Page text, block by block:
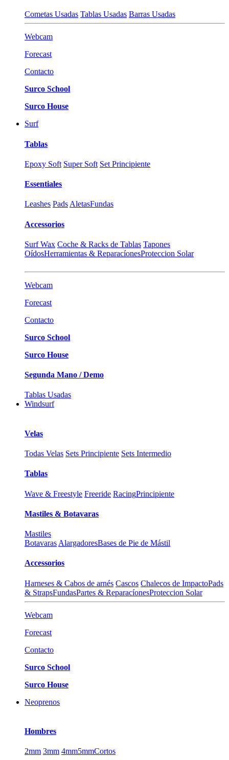
Cometas Usadas Tablas Usadas Barras Usadas
Webcam
Forecast
Contacto
Surco School
Surco House
Surf
Tablas
Epoxy Soft Super Soft Set Principiente
Essentiales
Leashes Pads AletasFundas
Accessorios
Surf Wax Coche & Racks de Tablas Tapones
OídosHerramientas & ReparacíonesProteccion Solar
Webcam
Forecast
Contacto
Surco School
Surco House
Segunda Mano / Demo
Tablas Usadas
Windsurf
Velas
Todas Velas Sets Principiente Sets Intermedio
Tablas
Wave & Freestyle Freeride RacingPrincipiente
Mastiles & Botavaras
Mastiles
Botavaras AlargadoresBases de Pie de Mástil
Accessorios
Harneses & Cabos de arnés Cascos Chalecos de ImpactoPads
& StrapsFundasPartes & ReparacíonesProteccion Solar
Webcam
Forecast
Contacto
Surco School
Surco House
Neoprenos
Hombres
2mm 3mm 4mm5mmCortos